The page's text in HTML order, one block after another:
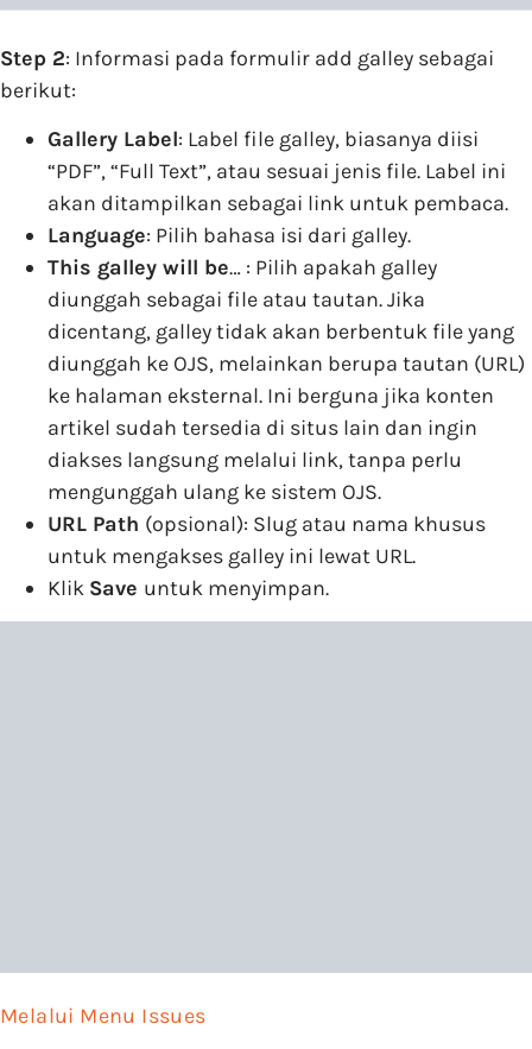
Step 2: Informasi pada formulir add galley sebagai
berikut:
Gallery Label: Label file galley, biasanya diisi
“PDF”, “Full Text”, atau sesuai jenis file. Label ini
akan ditampilkan sebagai link untuk pembaca.
Language: Pilih bahasa isi dari galley.
This galley will be… : Pilih apakah galley
diunggah sebagai file atau tautan. Jika
dicentang, galley tidak akan berbentuk file yang
diunggah ke OJS, melainkan berupa tautan (URL)
ke halaman eksternal. Ini berguna jika konten
artikel sudah tersedia di situs lain dan ingin
diakses langsung melalui link, tanpa perlu
mengunggah ulang ke sistem OJS.
URL Path (opsional): Slug atau nama khusus
untuk mengakses galley ini lewat URL.
Klik Save untuk menyimpan.
Melalui Menu Issues